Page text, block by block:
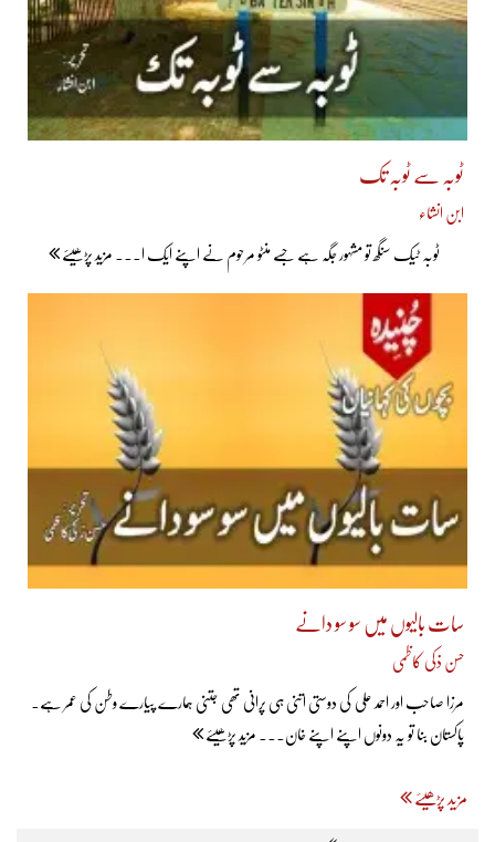
ٹوبہ سے ٹوبہ تک
ابن انشاء
ٹوبہ ٹیک سنگھ تو مشہور جگہ ہے جسے منٹو مرحوم نے اپنے ایک ا... مزید پڑھیئے
سات بالیوں میں سو سو دانے
حسن ذکی کاظمی
مرزا صاحب اور احمد علی کی دوستی اتنی ہی پرانی تھی جتنی ہمارے پیارے وطن کی عمر ہے۔
پاکستان بنا تو یہ دونوں اپنے اپنے خان... مزید پڑھیئے
مزید پڑھیئے